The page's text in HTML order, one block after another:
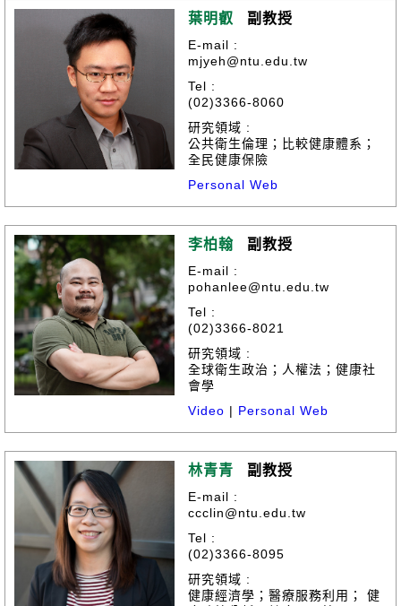
葉明叡 副教授
E-mail :
mjyeh@ntu.edu.tw
Tel :
(02)3366-8060
研究領域 :
公共衛生倫理；比較健康體系；
全民健康保險
Personal Web
李柏翰 副教授
E-mail :
pohanlee@ntu.edu.tw
Tel :
(02)3366-8021
研究領域 :
全球衛生政治；人權法；健康社
會學
Video | Personal Web
林青青 副教授
E-mail :
ccclin@ntu.edu.tw
Tel :
(02)3366-8095
研究領域 :
健康經濟學；醫療服務利用； 健